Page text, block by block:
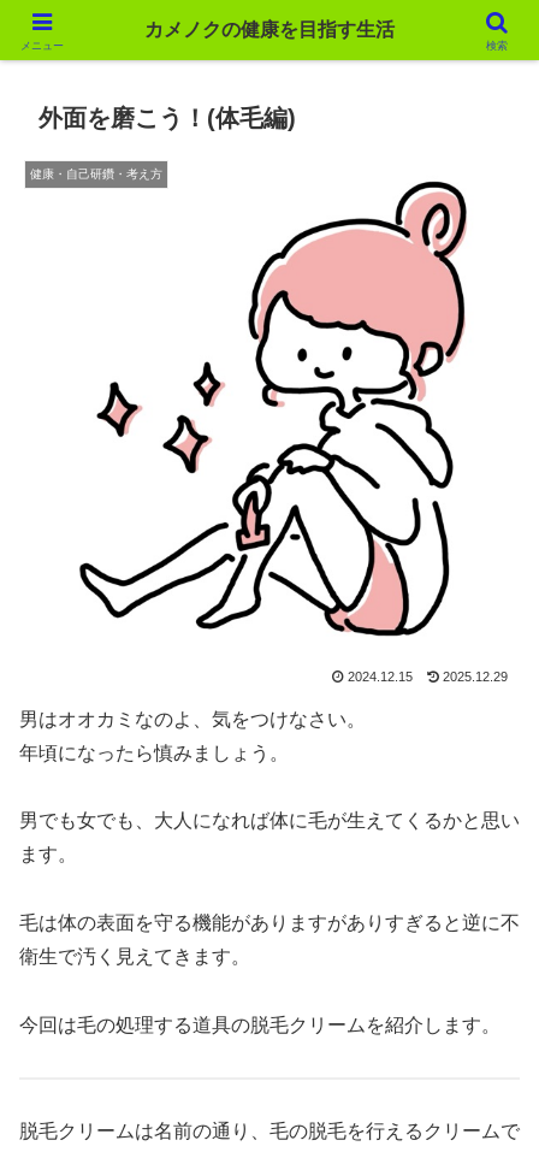
カメノクの健康を目指す生活
外面を磨こう！(体毛編)
健康・自己研鑽・考え方
2024.12.15 2025.12.29
男はオオカミなのよ、気をつけなさい。
年頃になったら慎みましょう。
男でも女でも、大人になれば体に毛が生えてくるかと思い
ます。
毛は体の表面を守る機能がありますがありすぎると逆に不
衛生で汚く見えてきます。
今回は毛の処理する道具の脱毛クリームを紹介します。
脱毛クリームは名前の通り、毛の脱毛を行えるクリームで
メニュー
カメノクの健康を目指す生活
検索